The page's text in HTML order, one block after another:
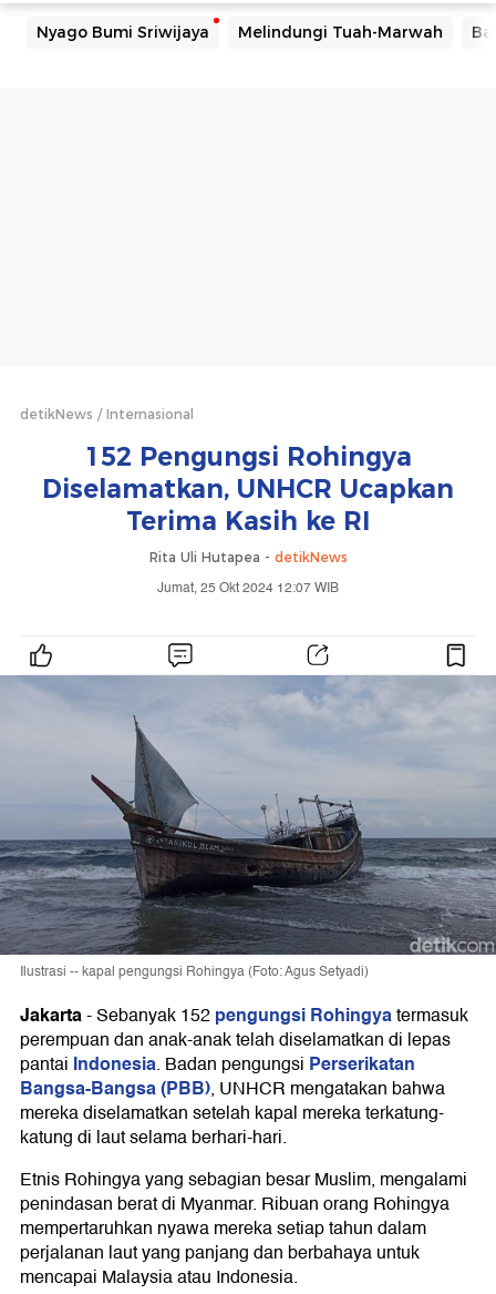
Nyago Bumi Sriwijaya Melindungi Tuah-Marwah
detikNews Internasional
152 Pengungsi Rohingya
Diselamatkan, UNHCR Ucapkan
Terima Kasih ke RI
Rita Uli Hutapea - detikNews
Jumat, 25 Okt 2024 12:07 WIB
Ilustrasi -- kapal pengungsi Rohingya (Foto: Agus Setyadi)
Jakarta-Sebanyak 152pengungsi Rohingyatermasuk
perempuan dan anak-anak telah diselamatkan di lepas
pantai Indonesia. Badan pengungsi Perserikatan
Bangsa-Bangsa (PBB), UNHCR mengatakan bahwa
mereka diselamatkan setelah kapal mereka terkatung-
katung di laut selama berhari-hari.
Etnis Rohingya yang sebagian besar Muslim, mengalami
penindasan berat di Myanmar. Ribuan orang Rohingya
mempertaruhkan nyawa mereka setiap tahun dalam
perjalanan laut yang panjang dan berbahaya untuk
mencapai Malaysia atau Indonesia.